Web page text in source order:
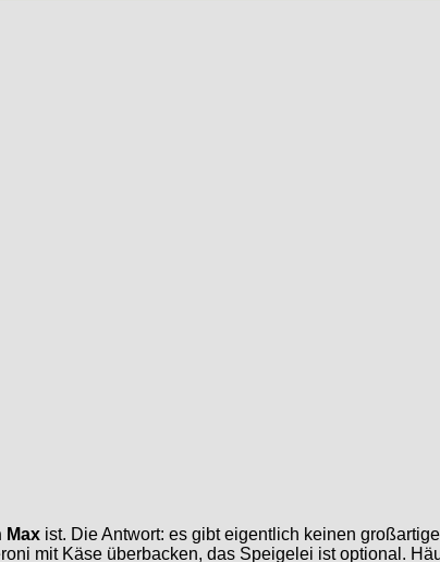
Max ist. Die Antwort: es gibt eigentlich keinen
mit Käse überbacken, das Speigelei ist optional.